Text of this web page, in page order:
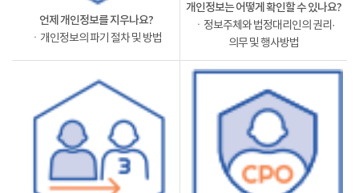
언제 개인정보를 지우나요?
ㆍ개인정보의 파기 절차 및 방법
개인정보는 어떻게 확인할 수 있나요?
ㆍ정보주체와 법정대리인의 권리·
의무 및 행사방법